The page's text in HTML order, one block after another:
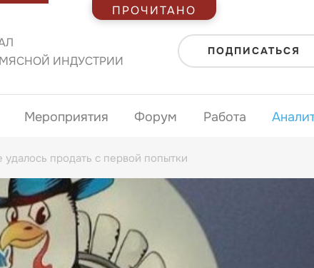
ИНДУСТРИИ
ПОДПИСАТЬСЯ
Мероприятия Форум Работа
продать с первой попытки
ПРОЧИТАНО